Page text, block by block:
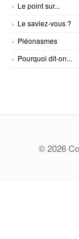
Le point sur...
Le saviez-vous ?
Pléonasmes
Pourquoi dit-on...
© 2026